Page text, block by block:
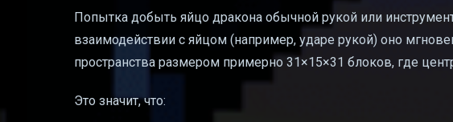
Попытка добыть яйцо дракона обычной рукой или
взаимодействии с яйцом (например, ударе рукой) оно
пространства размером примерно 31×15×31 блоков, где
Это значит, что: